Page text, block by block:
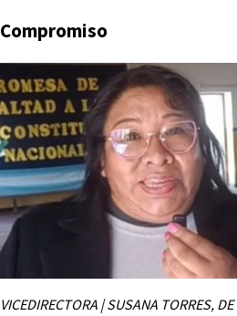
Compromiso
VICEDIRECTORA | SUSANA TORRES,